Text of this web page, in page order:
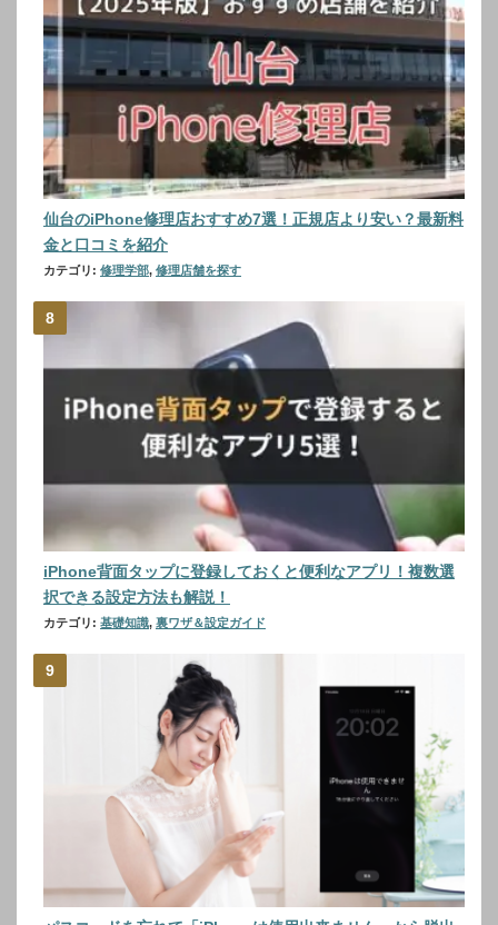
仙台のiPhone修理店おすすめ7選！正規店より安い？最新料
金と口コミを紹介
カテゴリ: 修理学部, 修理店舗を探す
iPhone背面タップに登録しておくと便利なアプリ！複数選
択できる設定方法も解説！
カテゴリ: 基礎知識, 裏ワザ＆設定ガイド